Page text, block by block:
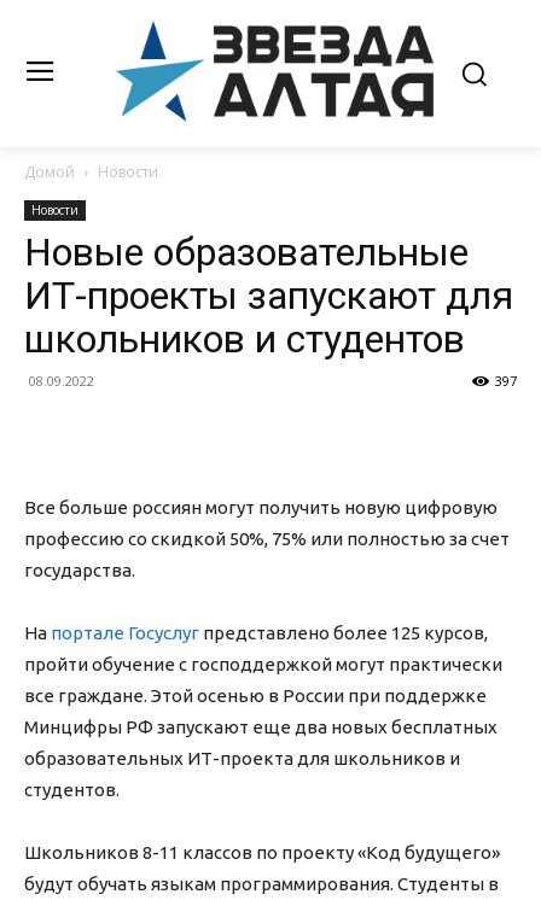
Домой Новости
Новости
Новые образовательные
ИТ-проекты запускают для
школьников и студентов
08.09.2022 397
Все больше россиян могут получить новую цифровую
профессию со скидкой 50%, 75% или полностью за счет
государства.
На портале Госуслуг представлено более 125 курсов,
пройти обучение с господдержкой могут практически
все граждане. Этой осенью в России при поддержке
Минцифры РФ запускают еще два новых бесплатных
образовательных ИТ-проекта для школьников и
студентов.
Школьников 8-11 классов по проекту «Код будущего»
будут обучать языкам программирования. Студенты в